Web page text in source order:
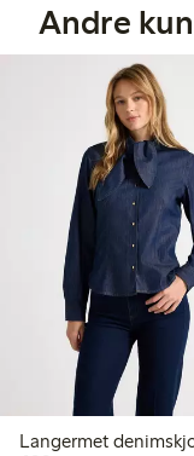
Andre
Langermet